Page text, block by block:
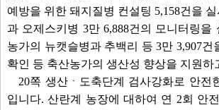
예방을 위한 돼지질병 컨설팅 5,158건을
과 오제스키병 3만 6,888건의 모니터링을
농가의 뉴캣슬병과 추백리 등 3만 3,907건
확인 등 축산농가의 생산성 향상을 지원하
20쪽 생산ㆍ도축단계 검사강화로 안전
입니다. 산란계 농장에 대하여 연 2회 안